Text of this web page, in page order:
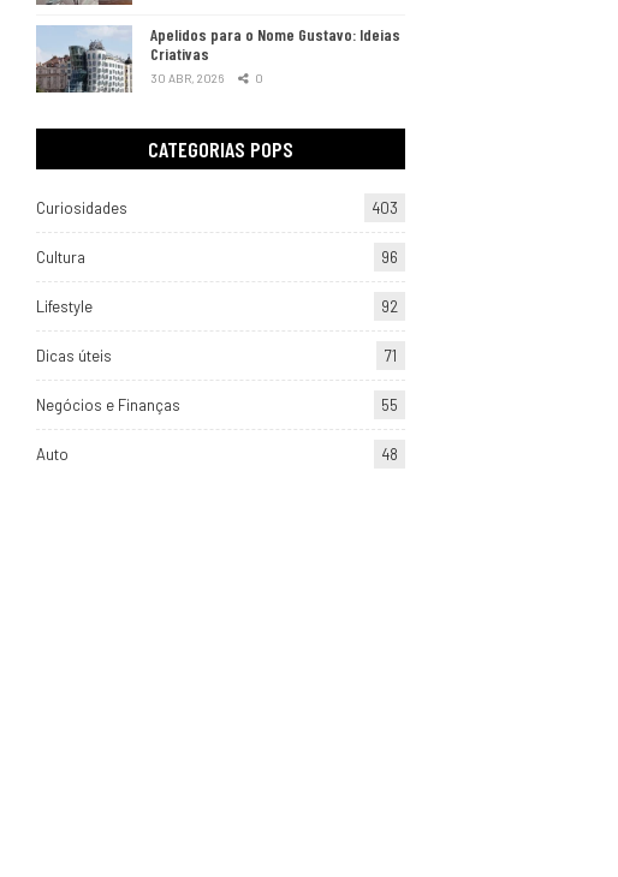
Apelidos para o Nome Gustavo: Ideias
Criativas
30 ABR, 2026 0
CATEGORIAS POPS
Curiosidades 403
Cultura 96
Lifestyle 92
Dicas úteis 71
Negócios e Finanças 55
Auto 48